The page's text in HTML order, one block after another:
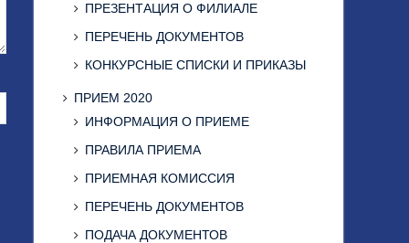
ПРЕЗЕНТАЦИЯ О ФИЛИАЛЕ
ПЕРЕЧЕНЬ ДОКУМЕНТОВ
КОНКУРСНЫЕ СПИСКИ И ПРИКАЗЫ
ПРИЕМ 2020
ИНФОРМАЦИЯ О ПРИЕМЕ
ПРАВИЛА ПРИЕМА
ПРИЕМНАЯ КОМИССИЯ
ПЕРЕЧЕНЬ ДОКУМЕНТОВ
ПОДАЧА ДОКУМЕНТОВ